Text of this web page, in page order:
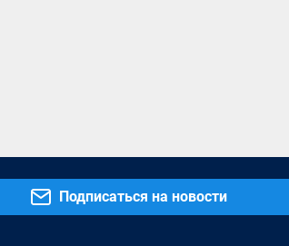
Подписаться на новости